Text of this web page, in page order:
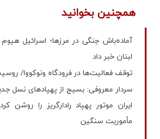
همچنین بخوانید
آماده‌باش جنگی در مرزها؛ اسرائیل
لبنان خبر داد
توقف فعالیت‌ها در فرودگاه ونوکووا/
سردار معروفی: بسیج از پهپادهای نسل
مأموریت سنگین